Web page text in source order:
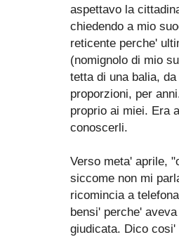
aspettavo la
chiedendo a mio
reticente perche'
(nomignolo di mio
tetta di una balia,
proporzioni, per
proprio ai miei. Era
conoscerli.
Verso meta' aprile,
siccome non mi
ricomincia a
bensi' perche'
giudicata. Dico